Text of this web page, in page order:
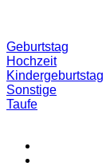
Geburtstag
Hochzeit
Kindergeburtstag
Sonstige
Taufe